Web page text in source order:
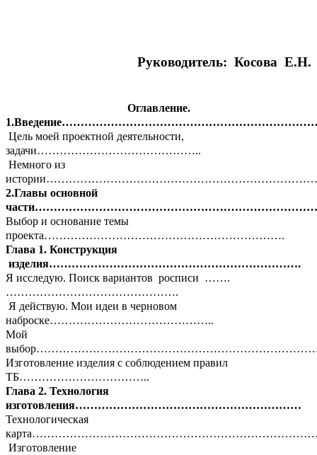
Руководитель: Косова Е.Н.
Оглавление.
Цель моей проектной деятельности,
задачи……………………………………..
Немного из
2.Главы основной
Выбор и основание темы
проекта……………………………………………………….
Глава 1. Конструкция
изделия………………………………………………………….
Я исследую. Поиск вариантов росписи …….
……………………………………….
Я действую. Мои идеи в черновом
наброске……………………………………..
Мой
Изготовление изделия с соблюдением правил
ТБ……………………………..
Глава 2. Технология
изготовления……………………………………………………
Технологическая
Изготовление